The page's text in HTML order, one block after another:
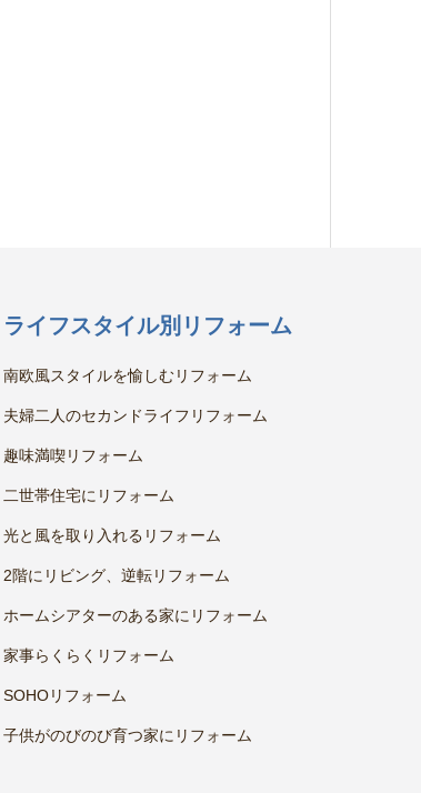
ライフスタイル別リフォーム
南欧風スタイルを愉しむリフォーム
夫婦二人のセカンドライフリフォーム
趣味満喫リフォーム
二世帯住宅にリフォーム
光と風を取り入れるリフォーム
2階にリビング、逆転リフォーム
ホームシアターのある家にリフォーム
家事らくらくリフォーム
SOHOリフォーム
子供がのびのび育つ家にリフォーム